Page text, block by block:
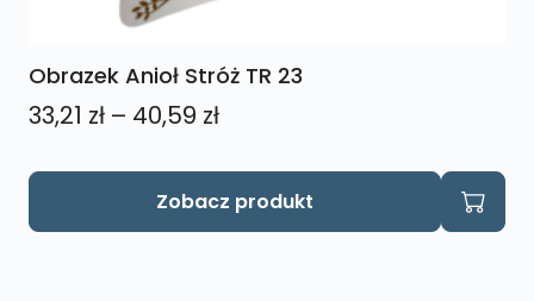
Obrazek Anioł Stróż TR 23
33,21 zł – 40,59 złZakres
33,21 zł
Zobacz produkt
Ten